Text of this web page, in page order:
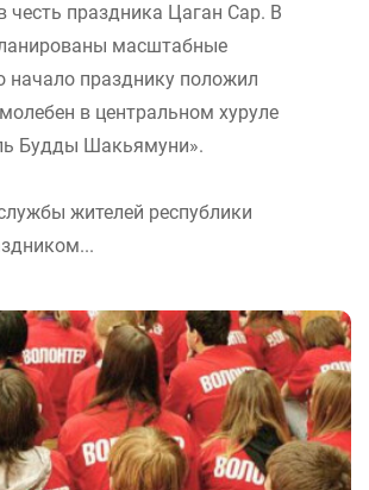
честь праздника Цаган Сар. В
масштабные
начало празднику положил
в центральном хуруле
Будды Шакьямуни».
жителей республики